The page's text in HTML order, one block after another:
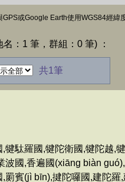
或Google Earth使用WGS84經緯
名：1 筆，群組：0 筆) ：
共1筆
犍駄羅國,犍陀衛國,犍陀越,
波國,香遍國(xiāng biàn
罽賓(jì bīn),揵陀囉國,建陀